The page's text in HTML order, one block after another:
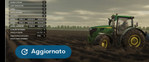
Aggiornato